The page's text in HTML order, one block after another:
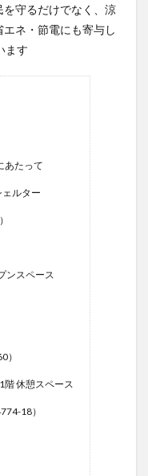
守るだけでなく、涼
ネ・節電にも寄与し
ます
あたって
ルター
ンスペース
）
階 休憩スペース
18）